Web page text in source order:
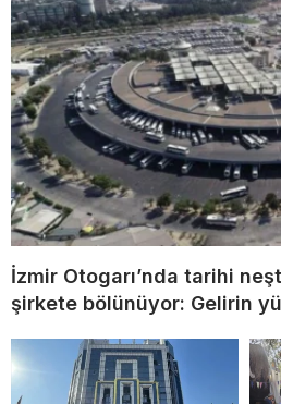
İzmir Otogarı’nda tarihi
şirkete bölünüyor: Gelirin